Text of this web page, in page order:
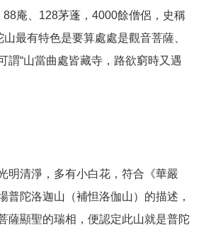
庵、128茅蓬，4000餘僧侶，史稱
山最有特色是要算處處是觀音菩薩、
謂“山當曲處皆藏寺，路欲窮時又遇
明清淨，多有小白花，符合《華嚴
普陀洛迦山（補怛洛伽山）的描述，
薩顯聖的瑞相，便認定此山就是普陀